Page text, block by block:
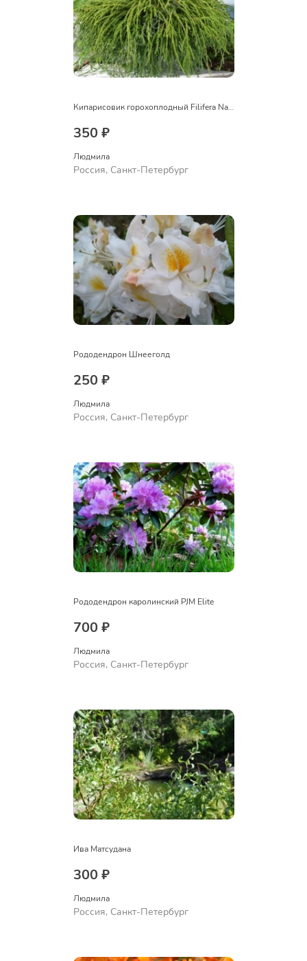
Кипарисовик горохоплодный Filifera Nana
350 ₽
Людмила
Россия, Санкт-Петербург
Рододендрон Шнееголд
250 ₽
Людмила
Россия, Санкт-Петербург
Рододендрон каролинский PJM Elite
700 ₽
Людмила
Россия, Санкт-Петербург
Ива Матсудана
300 ₽
Людмила
Россия, Санкт-Петербург